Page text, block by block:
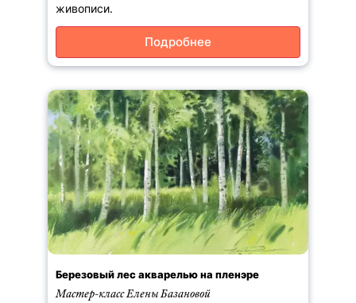
живописи.
Подробнее
Березовый лес акварелью на пленэре
Мастер-класс Елены Базановой